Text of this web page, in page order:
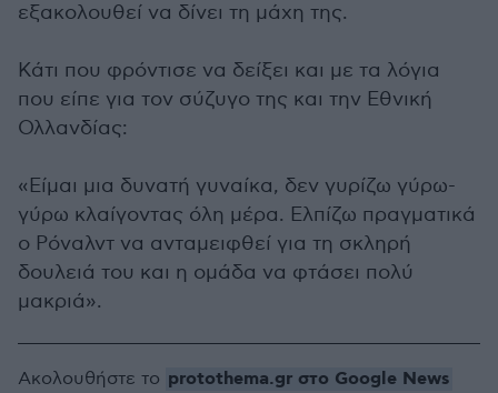
εξακολουθεί να δίνει τη μάχη της.
Κάτι που φρόντισε να δείξει και με τα λόγια
που είπε για τον σύζυγο της και την Εθνική
Ολλανδίας:
«Είμαι μια δυνατή γυναίκα, δεν γυρίζω γύρω-
γύρω κλαίγοντας όλη μέρα. Ελπίζω πραγματικά
ο Ρόναλντ να ανταμειφθεί για τη σκληρή
δουλειά του και η ομάδα να φτάσει πολύ
μακριά».
Ακολουθήστε το protothema.gr στο Google News